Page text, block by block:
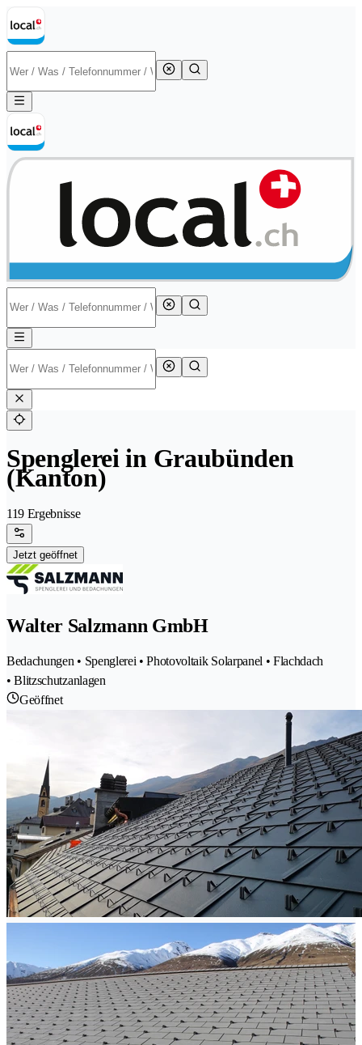
Spenglerei in Graubünden
(Kanton)
119 Ergebnisse
Jetzt geöffnet
Walter Salzmann GmbH
Bedachungen • Spenglerei • Photovoltaik Solarpanel • Flachdach
• Blitzschutzanlagen
Geöffnet